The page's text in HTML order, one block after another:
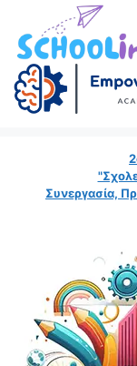
Συνεργασία,